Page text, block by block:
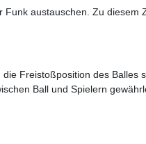
austauschen. Zu diesem
Freistoßposition des Balles
Ball und Spielern